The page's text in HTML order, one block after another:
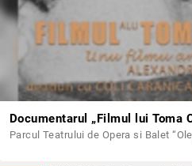
Parcul Teatrului de Opera si Balet